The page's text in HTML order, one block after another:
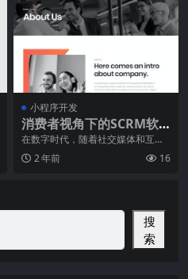
小程序开发
消费者视角下的SCRM软
件市场趋势
在数字时代，随着社交媒体和互联
网的普及，消费者对企业的交互方
式已经发生了根本性的
2 年前 16
搜
索